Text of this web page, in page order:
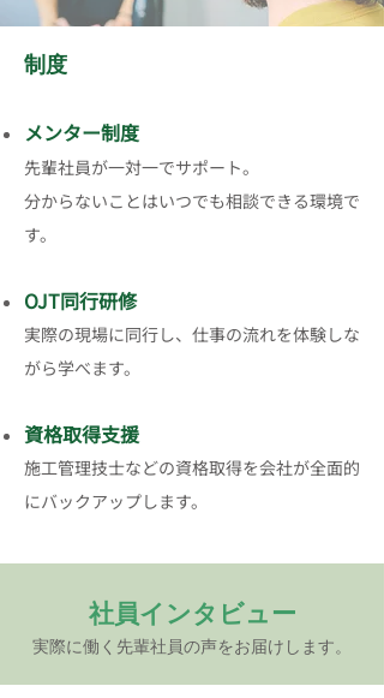
件で経験を活かせる 造成工事に加えて、
能...
制度​
メンター制度
先輩社員が一対一でサポート。
分からないことはいつでも相談できる環境で
す。
OJT同行研修
実際の現場に同行し、仕事の流れを体験しな
がら学べます。
資格取得支援
​施工管理技士などの資格取得を会社が全面的
にバックアップします。
社員インタビュー
実際に働く先輩社員の声をお届けします。